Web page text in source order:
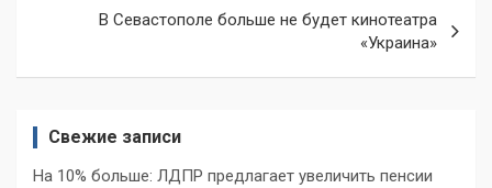
В Севастополе больше не будет кинотеатра
«Украина»
Свежие записи
На 10% больше: ЛДПР предлагает увеличить пенсии